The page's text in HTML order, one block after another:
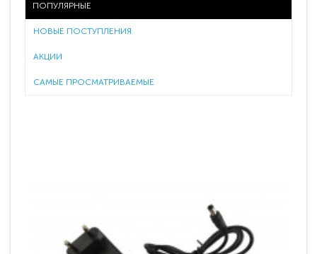
ПОПУЛЯРНЫЕ
НОВЫЕ ПОСТУПЛЕНИЯ
АКЦИИ
САМЫЕ ПРОСМАТРИВАЕМЫЕ